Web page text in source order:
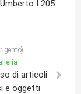
I 205
di articoli
e oggetti